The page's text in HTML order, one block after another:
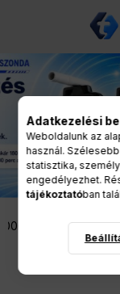
Adatkezelési
Weboldalunk az
használ.
statisztika,
engedélyezhet.
tájékoztatóban